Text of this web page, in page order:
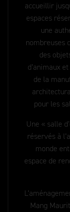
accueillir
espaces
une
nombreuses
des
d’animaux
de la
pour les
Une « salle
réservés à
monde
espace de
Mang